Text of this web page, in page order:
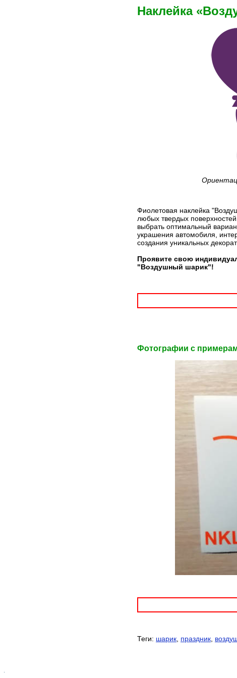
Наклейка
Фиолетовая наклейка
любых твердых
выбрать оптимальный
украшения автомобиля,
создания уникальных
Проявите свою
"Воздушный шарик"!
Фотографии c
Теги: шарик праздник